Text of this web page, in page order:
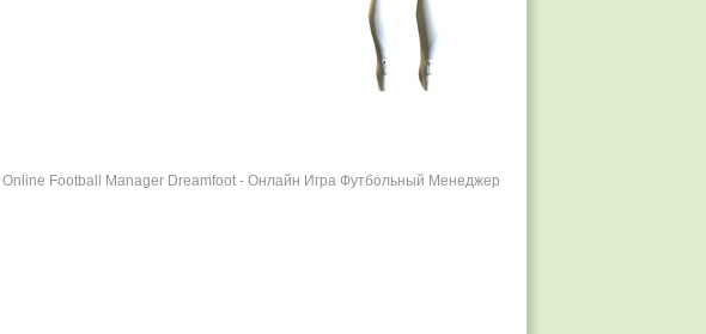
Online Football Manager Dreamfoot - Онлайн Игра Футбольный Менеджер